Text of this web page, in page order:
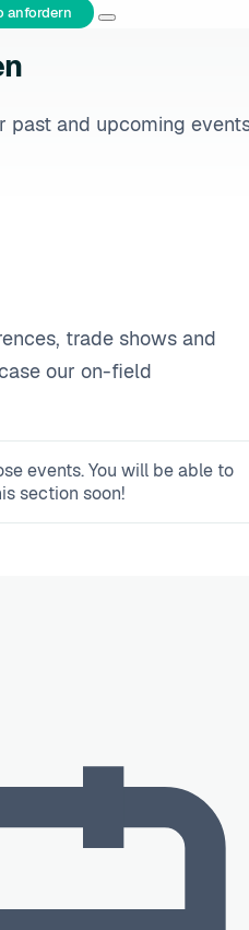
anfordern
past and upcoming
trade shows and
our on-field
events. You will be able to
section soon!